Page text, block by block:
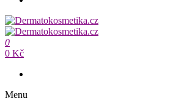
Přeskočit
na
obsah
Dermatokosmetika.cz
Dermatokosmetika.cz
0
0 Kč
Menu